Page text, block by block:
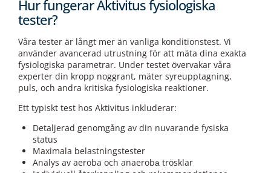
Hur fungerar Aktivitus fysiologiska
tester?
Våra tester är långt mer än vanliga konditionstest. Vi
använder avancerad utrustning för att mäta dina exakta
fysiologiska parametrar. Under testet övervakar våra
experter din kropp noggrant, mäter syreupptagning,
puls, och andra kritiska fysiologiska reaktioner.
Ett typiskt test hos Aktivitus inkluderar:
Detaljerad genomgång av din nuvarande fysiska
status
Maximala belastningstester
Analys av aeroba och anaerobа trösklar